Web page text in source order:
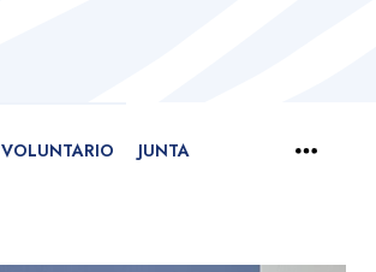
VOLUNTARIO JUNTA